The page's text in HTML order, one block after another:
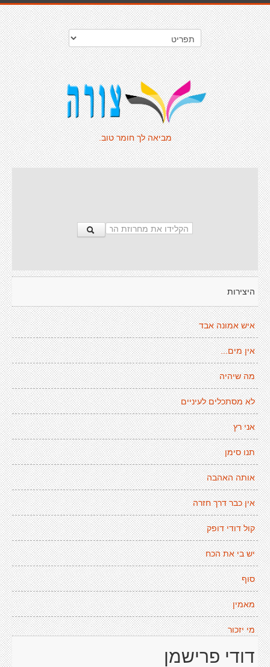
מביאה לך חומר טוב.
היצירות
איש אמונה אבד
אין מים...
מה שיהיה
לא מסתכלים לעיניים
אני רץ
תנו סימן
אותה האהבה
אין כבר דרך חזרה
קול דודי דופק
יש בי את הכח
סוף
מאמין
מי יזכור
דודי פרישמן